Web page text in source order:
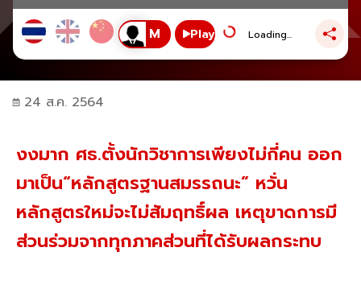
Play Loading...
24 ส.ค. 2564
งงมาก ศธ.ตั้งนักวิชาการเพียงไม่กี่คน ออก
มาเป็น“หลักสูตรฐานสมรรถนะ” หวั่น
หลักสูตรใหม่จะไม่สัมฤทธิ์ผล เหตุขาดการมี
ส่วนร่วมจากทุกภาคส่วนที่ได้รับผลกระทบ